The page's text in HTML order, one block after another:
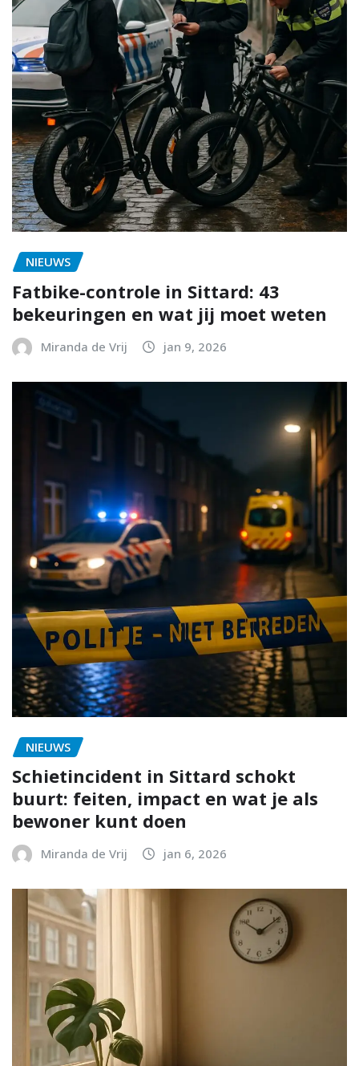
NIEUWS
Fatbike-controle in Sittard: 43
bekeuringen en wat jij moet weten
Miranda de Vrij jan 9, 2026
NIEUWS
Schietincident in Sittard schokt
buurt: feiten, impact en wat je als
bewoner kunt doen
Miranda de Vrij jan 6, 2026